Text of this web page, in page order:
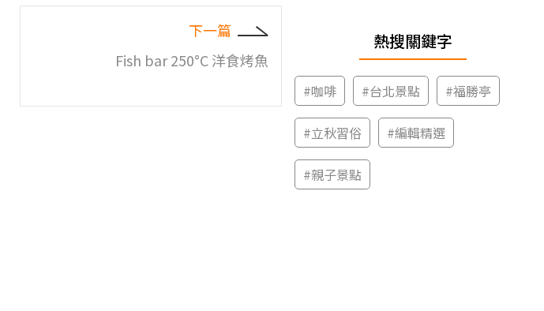
下一篇
Fish bar 250°C 洋食烤魚
熱搜關鍵字
#咖啡 #台北景點 #福勝亭
#立秋習俗 #編輯精選
#親子景點